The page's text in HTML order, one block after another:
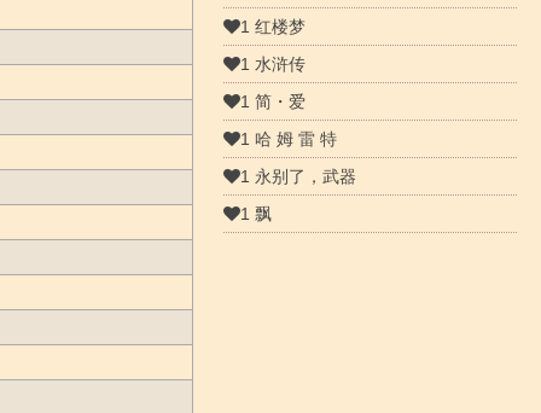
1 红楼梦
1 水浒传
1 简・爱
1 哈 姆 雷 特
1 永别了，武器
1 飘